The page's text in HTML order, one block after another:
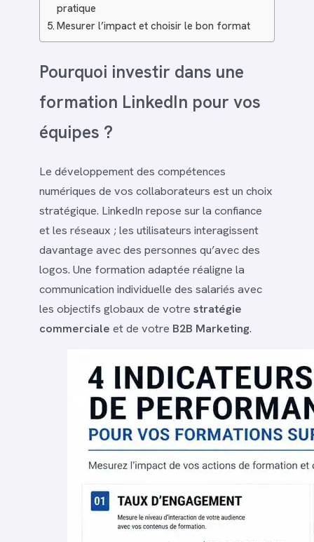
pratique
Mesurer l’impact et choisir le bon format
Pourquoi investir dans une
formation LinkedIn pour vos
équipes ?
Le développement des compétences
numériques de vos collaborateurs est un choix
stratégique. LinkedIn repose sur la confiance
et les réseaux ; les utilisateurs interagissent
davantage avec des personnes qu’avec des
logos. Une formation adaptée réaligne la
communication individuelle des salariés avec
les objectifs globaux de votre stratégie
commerciale et de votre B2B Marketing.